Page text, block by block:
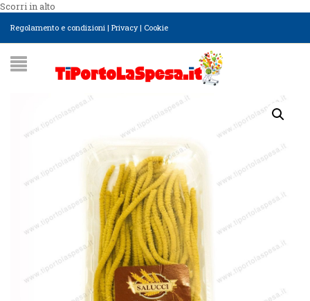
Scorri in alto
Regolamento e condizioni | Privacy| Cookie